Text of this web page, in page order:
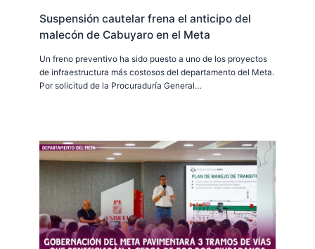
Suspensión cautelar frena el anticipo del
malecón de Cabuyaro en el Meta
Un freno preventivo ha sido puesto a uno de los proyectos
de infraestructura más costosos del departamento del Meta.
Por solicitud de la Procuraduría General…